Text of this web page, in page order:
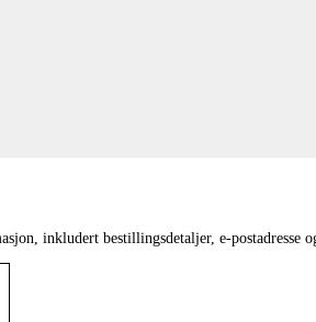
inkludert bestillingsdetaljer, e-postadresse